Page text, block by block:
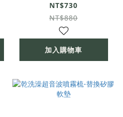
NT$730
NT$880
加入購物車